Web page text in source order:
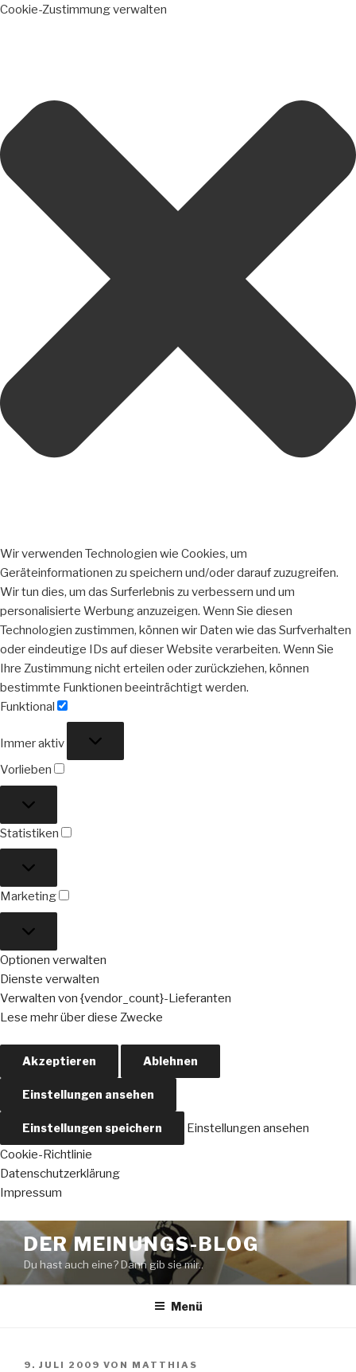
Cookie-Zustimmung verwalten
Wir verwenden Technologien wie Cookies, um
Geräteinformationen zu speichern und/oder darauf zuzugreifen.
Wir tun dies, um das Surferlebnis zu verbessern und um
personalisierte Werbung anzuzeigen. Wenn Sie diesen
Technologien zustimmen, können wir Daten wie das Surfverhalten
oder eindeutige IDs auf dieser Website verarbeiten. Wenn Sie
Ihre Zustimmung nicht erteilen oder zurückziehen, können
bestimmte Funktionen beeinträchtigt werden.
Funktional
Immer aktiv
Vorlieben
Statistiken
Marketing
Optionen verwalten
Dienste verwalten
Verwalten von {vendor_count}-Lieferanten
Lese mehr über diese Zwecke
Akzeptieren Ablehnen
Einstellungen ansehen
Einstellungen speichern
Einstellungen ansehen
Cookie-Richtlinie
Datenschutzerklärung
Impressum
Zum
Inhalt
springen
DER MEINUNGS-BLOG
Du hast auch eine? Dann gib sie mir..
Menü
VERÖFFENTLICHT
9. JULI 2009 VON MATTHIAS